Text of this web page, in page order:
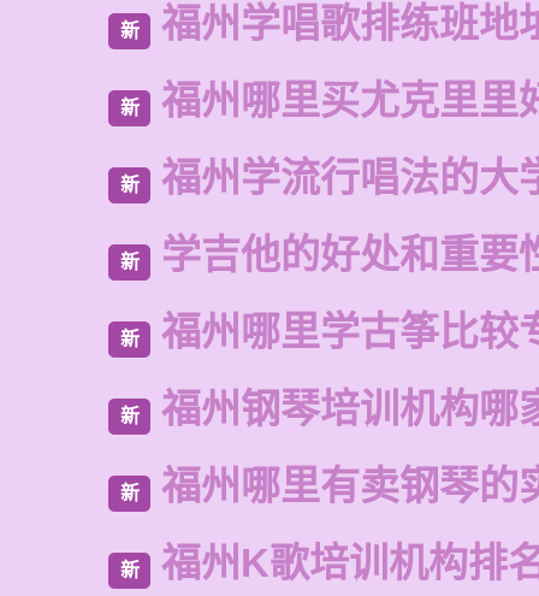
新 福州学唱歌排练班地
新 福州哪里买尤克里里
新 福州学流行唱法的大
新 学吉他的好处和重要
新 福州哪里学古筝比较
新 福州钢琴培训机构哪
新 福州哪里有卖钢琴的
新 福州K歌培训机构排